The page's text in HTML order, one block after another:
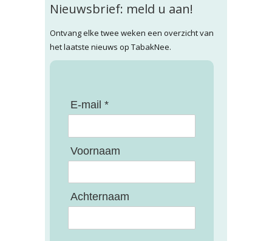
Nieuwsbrief: meld u aan!
Ontvang elke twee weken een overzicht van
het laatste nieuws op TabakNee.
E-mail *
Voornaam
Achternaam